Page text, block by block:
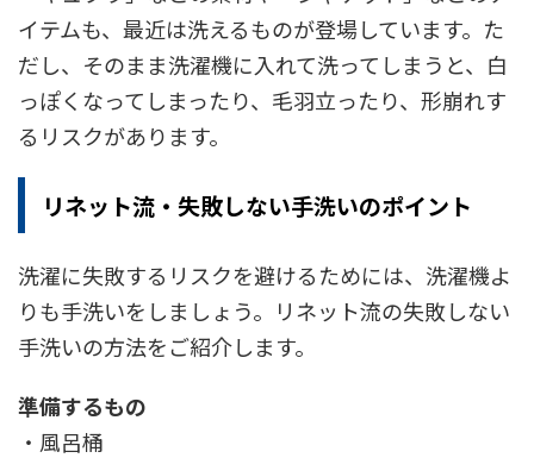
イテムも、最近は洗えるものが登場しています。た
だし、そのまま洗濯機に入れて洗ってしまうと、白
っぽくなってしまったり、毛羽立ったり、形崩れす
るリスクがあります。
リネット流・失敗しない手洗いのポイント
洗濯に失敗するリスクを避けるためには、洗濯機よ
りも手洗いをしましょう。リネット流の失敗しない
手洗いの方法をご紹介します。
準備するもの
・風呂桶